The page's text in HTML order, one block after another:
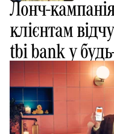
Лонч-
клієнтам
tbi bank у